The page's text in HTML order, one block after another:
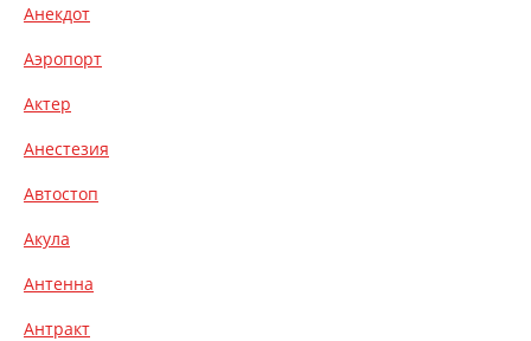
Анекдот
Аэропорт
Актер
Анестезия
Автостоп
Акула
Антенна
Антракт